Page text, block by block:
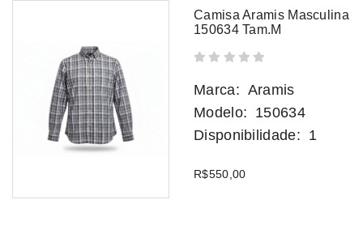
Camisa Aramis Masculina
150634 Tam.M
Marca: Aramis
Modelo: 150634
Disponibilidade: 1
R$550,00